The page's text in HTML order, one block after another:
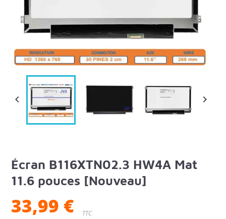
 
Écran B116XTN02.3 HW4A Mat
11.6 pouces [Nouveau]
33,99 € TTC